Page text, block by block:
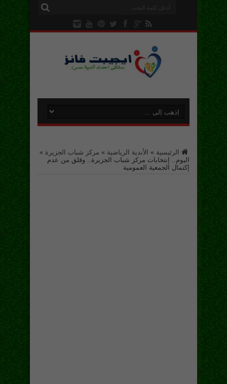
الرئيسية » الأندية الرياضية » مركز شباب الجزيرة »
اليوم.. إنتخابات مركز شباب الجزيرة.. وقلق من عدم
إكتمال الجمعية العمومية